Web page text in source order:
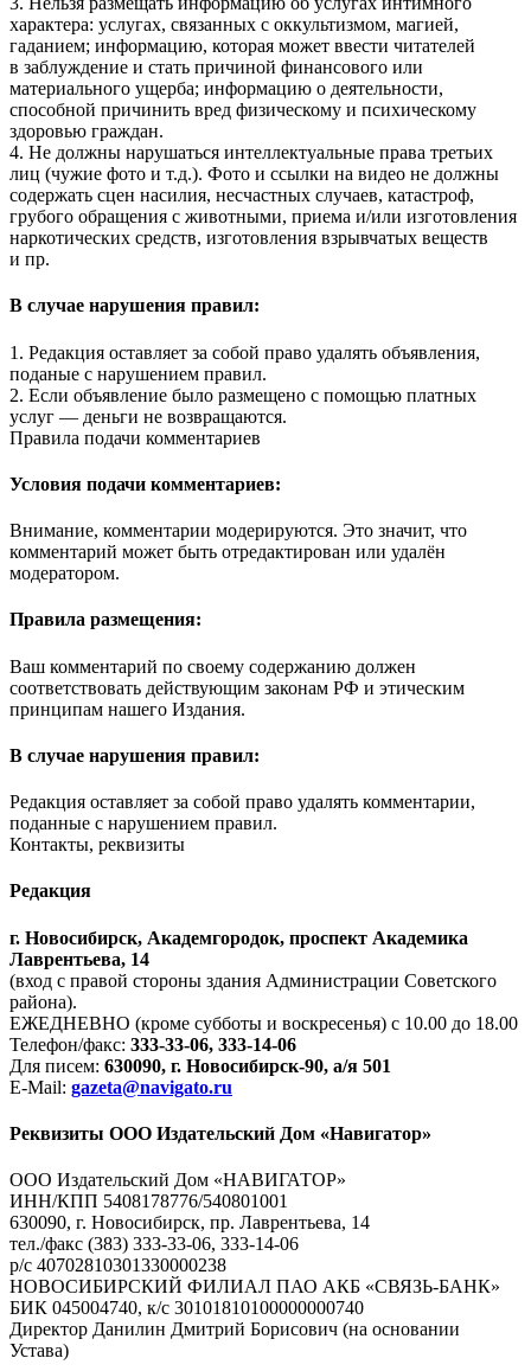
характера: услугах, связанных с оккультизмом, магией,
гаданием; информацию, которая может ввести читателей
в заблуждение и стать причиной финансового или
материального ущерба; информацию о деятельности,
способной причинить вред физическому и психическому
здоровью граждан.
4. Не должны нарушаться интеллектуальные права третьих
лиц (чужие фото и т.д.). Фото и ссылки на видео не должны
содержать сцен насилия, несчастных случаев, катастроф,
грубого обращения с животными, приема и/или изготовления
наркотических средств, изготовления взрывчатых веществ
и пр.
В случае нарушения правил:
1. Редакция оставляет за собой право удалять объявления,
поданые с нарушением правил.
2. Если объявление было размещено с помощью платных
услуг — деньги не возвращаются.
Правила подачи комментариев
Условия подачи комментариев:
Внимание, комментарии модерируются. Это значит, что
комментарий может быть отредактирован или удалён
модератором.
Правила размещения:
Ваш комментарий по своему содержанию должен
соответствовать действующим законам РФ и этическим
принципам нашего Издания.
В случае нарушения правил:
Редакция оставляет за собой право удалять комментарии,
поданные с нарушением правил.
Контакты, реквизиты
Редакция
г. Новосибирск, Академгородок, проспект Академика
Лаврентьева, 14
(вход с правой стороны здания Администрации Советского
района).
ЕЖЕДНЕВНО (кроме субботы и воскресенья) с 10.00 до 18.00
Телефон/факс: 333-33-06, 333-14-06
Для писем: 630090, г. Новосибирск-90, а/я 501
E-Mail: gazeta@navigato.ru
Реквизиты ООО Издательский Дом «Навигатор»
ООО Издательский Дом «НАВИГАТОР»
ИНН/КПП 5408178776/540801001
630090, г. Новосибирск, пр. Лаврентьева, 14
тел./факс (383) 333-33-06, 333-14-06
р/с 40702810301330000238
НОВОСИБИРСКИЙ ФИЛИАЛ ПАО АКБ «СВЯЗЬ-БАНК»
БИК 045004740, к/с 30101810100000000740
Директор Данилин Дмитрий Борисович (на основании
Устава)